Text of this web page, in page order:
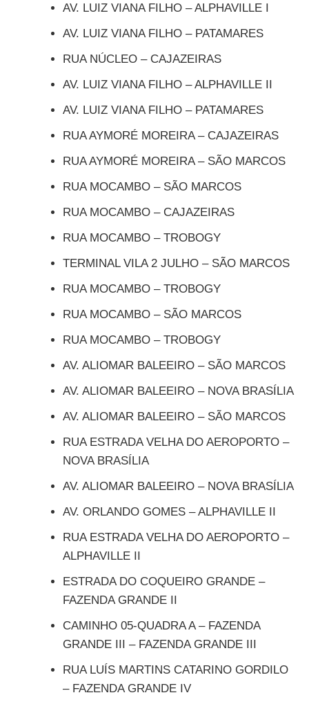
AV. LUIZ VIANA FILHO – ALPHAVILLE I
AV. LUIZ VIANA FILHO – PATAMARES
RUA NÚCLEO – CAJAZEIRAS
AV. LUIZ VIANA FILHO – ALPHAVILLE II
AV. LUIZ VIANA FILHO – PATAMARES
RUA AYMORÉ MOREIRA – CAJAZEIRAS
RUA AYMORÉ MOREIRA – SÃO MARCOS
RUA MOCAMBO – SÃO MARCOS
RUA MOCAMBO – CAJAZEIRAS
RUA MOCAMBO – TROBOGY
TERMINAL VILA 2 JULHO – SÃO MARCOS
RUA MOCAMBO – TROBOGY
RUA MOCAMBO – SÃO MARCOS
RUA MOCAMBO – TROBOGY
AV. ALIOMAR BALEEIRO – SÃO MARCOS
AV. ALIOMAR BALEEIRO – NOVA BRASÍLIA
AV. ALIOMAR BALEEIRO – SÃO MARCOS
RUA ESTRADA VELHA DO AEROPORTO –
NOVA BRASÍLIA
AV. ALIOMAR BALEEIRO – NOVA BRASÍLIA
AV. ORLANDO GOMES – ALPHAVILLE II
RUA ESTRADA VELHA DO AEROPORTO –
ALPHAVILLE II
ESTRADA DO COQUEIRO GRANDE –
FAZENDA GRANDE II
CAMINHO 05-QUADRA A – FAZENDA
GRANDE III – FAZENDA GRANDE III
RUA LUÍS MARTINS CATARINO GORDILO
– FAZENDA GRANDE IV